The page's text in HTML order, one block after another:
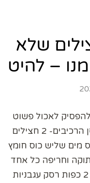
שלא
– להיט
לאכול פשוט
טעים וקל מתכון של שרה בן ניסן הרכיבים- 2 חצילים
מים שליש כוס חומץ
מתוקה וחריפה כל אחד
לפי הטעם. 2 שיני שום קטושות 2 כפות רסק עגבניות